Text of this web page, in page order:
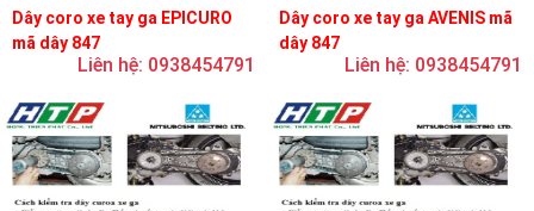
Dây coro xe tay ga EPICURO
mã dây 847
Liên hệ: 0938454791
Dây coro xe tay ga AVENIS mã
dây 847
Liên hệ: 0938454791